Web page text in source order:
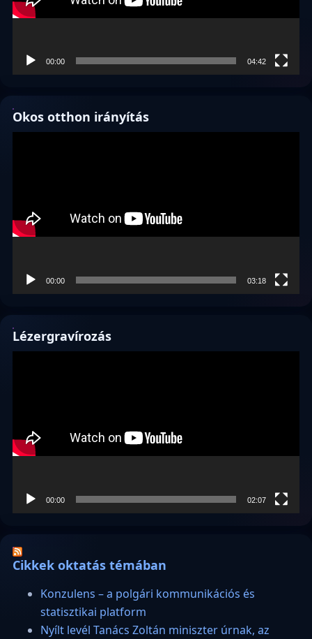
00:00 04:42
Okos otthon irányítás
00:00 03:18
Lézergravírozás
00:00 02:07
Cikkek oktatás témában
Konzulens – a polgári kommunikációs és
statisztikai platform
Nyílt levél Tanács Zoltán miniszter úrnak, az